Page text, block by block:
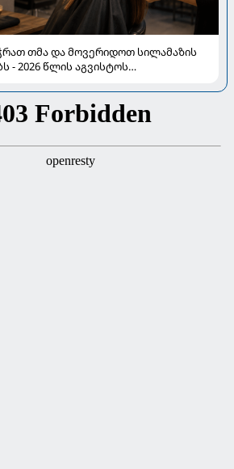
თმა და მოვერიდოთ სილამაზის
- 2026 წლის აგვისტოს